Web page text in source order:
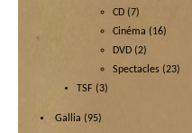
CD (7)
Cinéma (16)
DVD (2)
Spectacles (23)
TSF (3)
Gallia (95)